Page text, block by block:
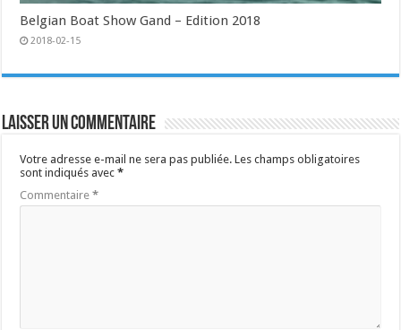
Belgian Boat Show Gand – Edition 2018
2018-02-15
Laisser un commentaire
Votre adresse e-mail ne sera pas publiée. Les champs obligatoires
sont indiqués avec*
Commentaire*